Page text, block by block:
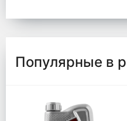
Популярные в